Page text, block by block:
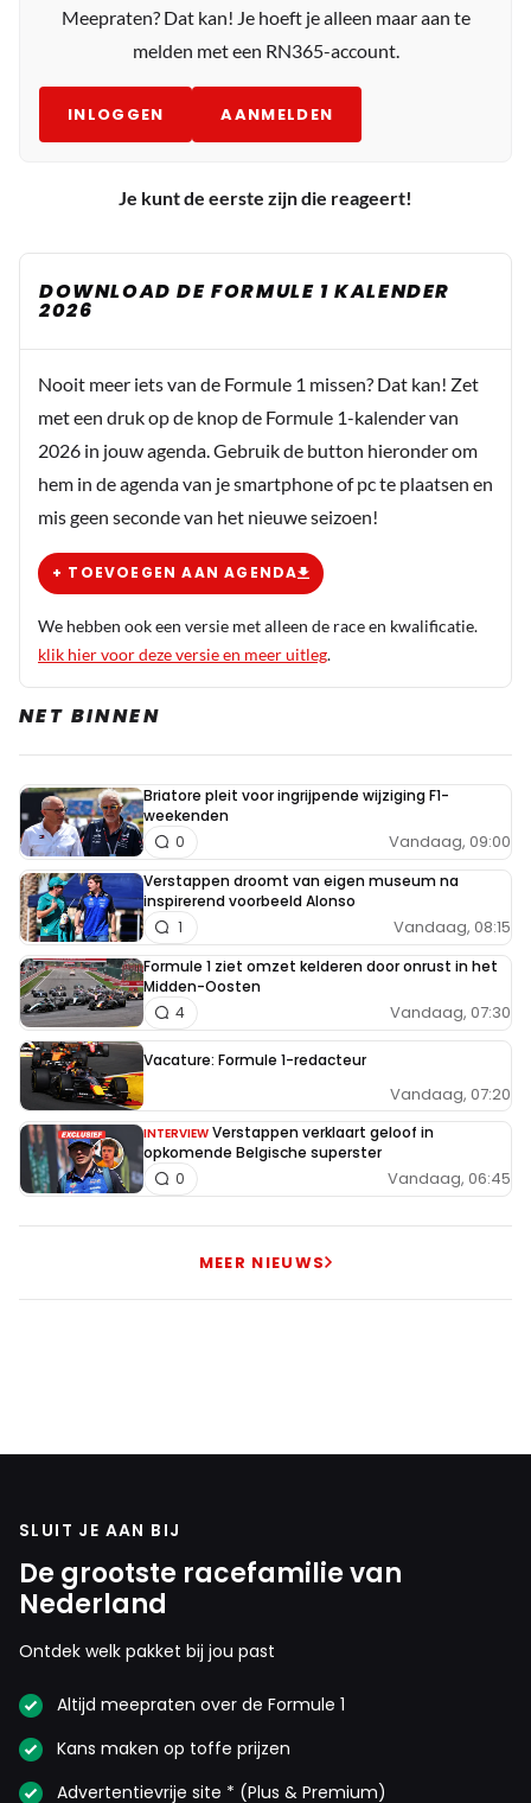
Meepraten? Dat kan! Je hoeft je alleen maar aan te
melden met een RN365-account.
INLOGGEN AANMELDEN
Je kunt de eerste zijn die reageert!
DOWNLOAD DE FORMULE 1 KALENDER
2026
Nooit meer iets van de Formule 1 missen? Dat kan! Zet
met een druk op de knop de Formule 1-kalender van
2026 in jouw agenda. Gebruik de button hieronder om
hem in de agenda van je smartphone of pc te plaatsen en
mis geen seconde van het nieuwe seizoen!
+ TOEVOEGEN AAN AGENDA
We hebben ook een versie met alleen de race en kwalificatie.
klik hier voor deze versie en meer uitleg.
NET BINNEN
Briatore pleit voor ingrijpende wijziging F1-
weekenden
Vandaag, 09:00
0
Verstappen droomt van eigen museum na
inspirerend voorbeeld Alonso
Vandaag, 08:15
1
Formule 1 ziet omzet kelderen door onrust in het
Midden-Oosten
Vandaag, 07:30
4
Vacature: Formule 1-redacteur
Vandaag, 07:20
INTERVIEW Verstappen verklaart geloof in
opkomende Belgische superster
Vandaag, 06:45
0
MEER NIEUWS
SLUIT JE AAN BIJ
De grootste racefamilie van
Nederland
Ontdek welk pakket bij jou past
Altijd meepraten over de Formule 1
Kans maken op toffe prijzen
Advertentievrije site * (Plus & Premium)